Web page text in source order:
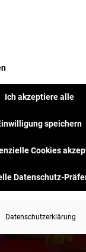
der
Ich akzeptiere alle
speichern
Cookies
Datenschutz-
Datenschutzerklärung